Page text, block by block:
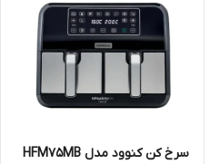
سرخ کن کنوود مدل HFM75MB